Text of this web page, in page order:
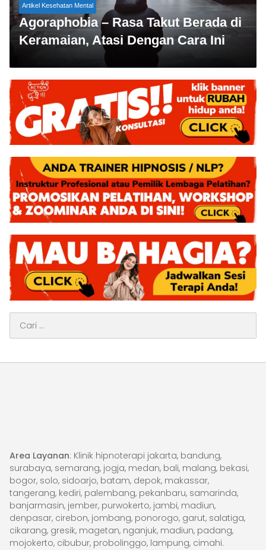
Artikel Kesehatan Mental
Agoraphobia – Rasa Takut Berada di
Keramaian, Atasi Dengan Cara Ini
untuk:
Area Layanan: Klinik hipnoterapi jakarta, bandung,
surabaya, semarang, jogja, medan, bali, malang, bekasi,
bogor, solo, sidoarjo, batam, depok, makassar,
tangerang, kediri, palembang, pekanbaru, samarinda,
banjarmasin, jember, purwokerto, jambi, madiun,
denpasar, cirebon, jombang, ponorogo, garut, salatiga,
cikarang, gresik, magetan, nganjuk, madiun, padang,
mojokerto, cibubur, probolinggo, lampung, cimahi.